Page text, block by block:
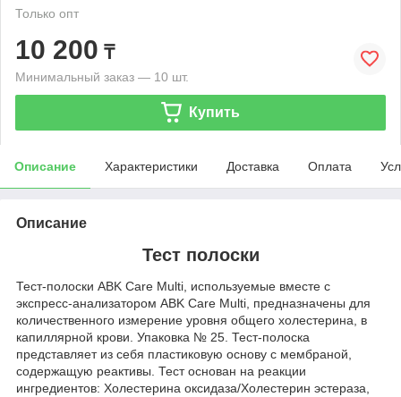
Только опт
10 200 ₸
Минимальный заказ — 10 шт.
Купить
Описание Характеристики Доставка Оплата
Описание
Тест полоски
Тест-полоски ABK Care Multi, используемые вместе с
экспресс-анализатором ABK Care Multi, предназначены для
количественного измерение уровня общего холестерина, в
капиллярной крови. Упаковка № 25. Тест-полоска
представляет из себя пластиковую основу с мембраной,
содержащую реактивы. Тест основан на реакции
ингредиентов: Холестерина оксидаза/Холестерин эстераза,